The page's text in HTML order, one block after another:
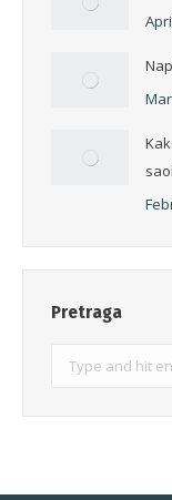
Pretraga
Search: